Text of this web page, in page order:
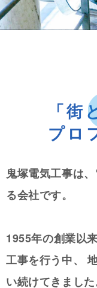
「街
プロ
鬼塚電気工事は
る会社です。
1955年の創業以
工事を行う中、
い続けてきました